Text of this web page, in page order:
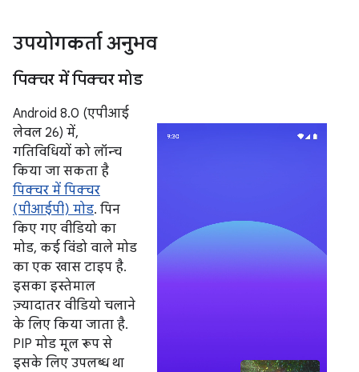
उपयोगकर्ता अनुभव
पिक्चर में पिक्चर मोड
Android 8.0 (एपीआई
लेवल 26) में,
गतिविधियों को लॉन्च
किया जा सकता है
पिक्चर में पिक्चर
(पीआईपी) मोड. पिन
किए गए वीडियो का
मोड, कई विंडो वाले मोड
का एक खास टाइप है.
इसका इस्तेमाल
ज़्यादातर वीडियो चलाने
के लिए किया जाता है.
PIP मोड मूल रूप से
इसके लिए उपलब्ध था